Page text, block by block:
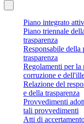
Piano integrato
Piano triennale
trasparenza
Responsabile della
trasparenza
Regolamenti per la
corruzione e
Relazione del
e della trasparenza
Provvedimenti
tali provvedimenti
Atti di